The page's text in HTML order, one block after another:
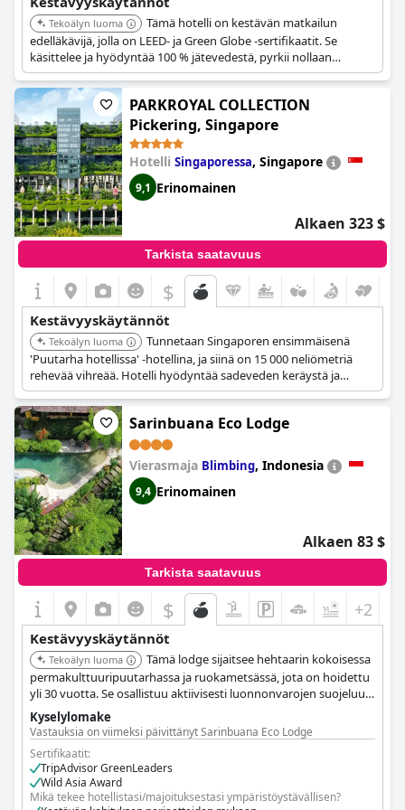
Automaattinen järjestelmä tai avainkortti, joka sammuttaa valot ja
sähkölaitteet, kun vieraat poistuvat huoneesta.
Ravintolassa on tarjolla vaihtoehtoinen menu kasvisruokavaliota
noudattaville.
Energiakatselmus tehdään vähintään kerran viidessä vuodessa.
Haluaisitko korostaa, lisätä tai selventää jotakin? Thank you for
supporting and promoting such noble cause!
Tekoälyn luoma
Tämä hotelli on kestävän matkailun
edelläkävijä, jolla on LEED- ja Green Globe -sertifikaatit. Se
käsittelee ja hyödyntää 100 % jätevedestä, pyrkii nollaan
kaatopaikkajätteeseen ja säilyttää merkittävän metsäalueen
kiinteistön ympärillä. Se hyödyntää sadeveden keräystä ja
aurinkopaneeleja vesi- ja energiatarpeisiin.
PARKROYAL COLLECTION
Pickering, Singapore
Hotelli Singaporessa, Singapore
9,1 Erinomainen
Alkaen 323 $
Tarkista saatavuus
$
Kestävyyskäytännöt
Tekoälyn luoma
Tunnetaan Singaporen ensimmäisenä
'Puutarha hotellissa' -hotellina, ja siinä on 15 000 neliömetriä
rehevää vihreää. Hotelli hyödyntää sadeveden keräystä ja
NEWateria osana vedensäästötoimiaan, ja sen taivaskehät
saavat virtansa 60 kWp:n aurinkokennoista. Se on tunnustettu
Aasian johtavaksi vihreäksi hotelliksi.
Sarinbuana Eco Lodge
Vierasmaja Blimbing, Indonesia
9,4 Erinomainen
Alkaen 83 $
Tarkista saatavuus
$ +2
Kestävyyskäytännöt
Tekoälyn luoma
Tämä lodge sijaitsee hehtaarin kokoisessa
permakulttuuripuutarhassa ja ruokametsässä, jota on hoidettu
yli 30 vuotta. Se osallistuu aktiivisesti luonnonvarojen suojeluun,
mukaan lukien elinympäristöjen suojelu ja puiden istutus. Se
käyttää uusiutuvia energialähteitä (aurinkojärjestelmä
kolmannekseen tarpeista), toteuttaa jätteiden
vähentämisstrategioita ja hankkii paikallista ja luomuruokaa.
Kyselylomake
Vastauksia on viimeksi päivittänyt Sarinbuana Eco Lodge
Sertifikaatit:
TripAdvisor GreenLeaders
Wild Asia Award
Mikä tekee hotellistasi/majoituksestasi ympäristöystävällisen?